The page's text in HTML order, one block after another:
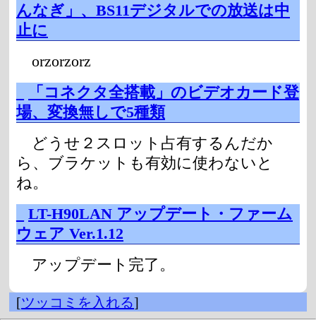
んなぎ」、BS11デジタルでの放送は中
止に
orzorzorz
「コネクタ全搭載」のビデオカード登
場、変換無しで5種類
どうせ２スロット占有するんだか
ら、ブラケットも有効に使わないと
ね。
LT-H90LAN アップデート・ファーム
ウェア Ver.1.12
アップデート完了。
[ツッコミを入れる]